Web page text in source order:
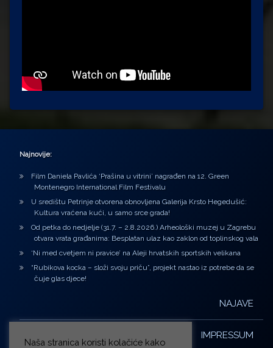
Najnovije:
Film Daniela Pavlića ‘Prašina u vitrini’ nagrađen na 12. Green
Montenegro International Film Festivalu
U središtu Petrinje otvorena obnovljena Galerija Krsto Hegedušić:
Kultura vraćena kući, u samo srce grada!
Od petka do nedjelje (31.7. – 2.8.2026.) Arheološki muzej u Zagrebu
otvara vrata građanima: Besplatan ulaz kao zaklon od toplinskog vala
‘Ni med cvetjem ni pravice’ na Aleji hrvatskih sportskih velikana
“Rubikova kocka – složi svoju priču”, projekt nastao iz potrebe da se
čuje glas djece!
NAJAVE
IMPRESSUM
Naša stranica koristi kolačiće kako